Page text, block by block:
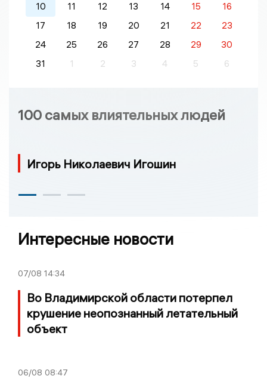
10
11 12 13 14 15
16
17
18 19 20 21 22
23
24
25 26 27 28 29
30
31
1 2 3 4 5 6
100 самых влиятельных людей
Игорь Николаевич Игошин
Интересные новости
07/08 14:34
Во Владимирской области потерпел
крушение неопознанный летательный
объект
06/08 08:47